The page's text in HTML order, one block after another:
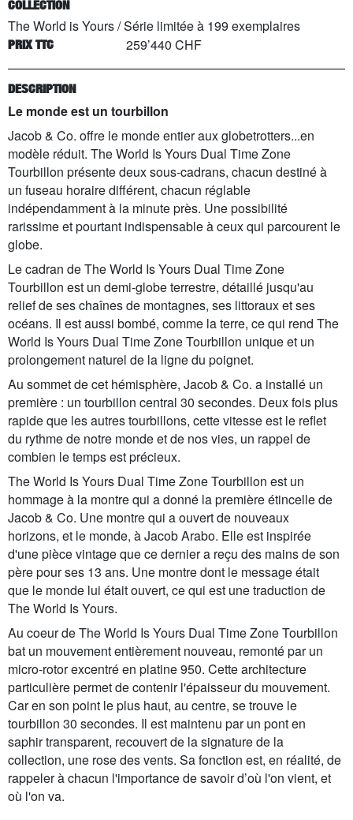
COLLECTION
The World is Yours/Série limitée à 199 exemplaires
PRIX TTC 259’440 CHF
DESCRIPTION
Le monde est un tourbillon
Jacob & Co. offre le monde entier aux globetrotters...en
modèle réduit. The World Is Yours Dual Time Zone
Tourbillon présente deux sous-cadrans, chacun destiné à
un fuseau horaire différent, chacun réglable
indépendamment à la minute près. Une possibilité
rarissime et pourtant indispensable à ceux qui parcourent le
globe.
Le cadran de The World Is Yours Dual Time Zone
Tourbillon est un demi-globe terrestre, détaillé jusqu'au
relief de ses chaînes de montagnes, ses littoraux et ses
océans. Il est aussi bombé, comme la terre, ce qui rend The
World Is Yours Dual Time Zone Tourbillon unique et un
prolongement naturel de la ligne du poignet.
Au sommet de cet hémisphère, Jacob & Co. a installé un
première : un tourbillon central 30 secondes. Deux fois plus
rapide que les autres tourbillons, cette vitesse est le reflet
du rythme de notre monde et de nos vies, un rappel de
combien le temps est précieux.
The World Is Yours Dual Time Zone Tourbillon est un
hommage à la montre qui a donné la première étincelle de
Jacob & Co. Une montre qui a ouvert de nouveaux
horizons, et le monde, à Jacob Arabo. Elle est inspirée
d'une pièce vintage que ce dernier a reçu des mains de son
père pour ses 13 ans. Une montre dont le message était
que le monde lui était ouvert, ce qui est une traduction de
The World Is Yours.
Au coeur de The World Is Yours Dual Time Zone Tourbillon
bat un mouvement entièrement nouveau, remonté par un
micro-rotor excentré en platine 950. Cette architecture
particulière permet de contenir l'épaisseur du mouvement.
Car en son point le plus haut, au centre, se trouve le
tourbillon 30 secondes. Il est maintenu par un pont en
saphir transparent, recouvert de la signature de la
collection, une rose des vents. Sa fonction est, en réalité, de
rappeler à chacun l'importance de savoir d’où l'on vient, et
où l'on va.